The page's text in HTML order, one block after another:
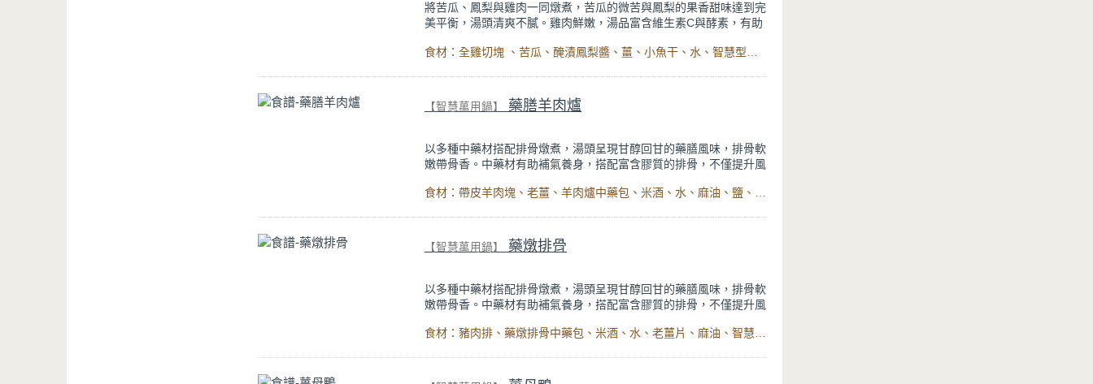
將苦瓜、鳳梨與雞肉一同燉煮，苦瓜的微苦與鳳梨的果香甜味達到完
美平衡，湯頭清爽不膩。雞肉鮮嫩，湯品富含維生素C與酵素，有助
【智慧萬用鍋】 藥膳羊肉爐
以多種中藥材搭配排骨燉煮，湯頭呈現甘醇回甘的藥膳風味，排骨軟
嫩帶骨香。中藥材有助補氣養身，搭配富含膠質的排骨，不僅提升風
【智慧萬用鍋】 藥燉排骨
以多種中藥材搭配排骨燉煮，湯頭呈現甘醇回甘的藥膳風味，排骨軟
嫩帶骨香。中藥材有助補氣養身，搭配富含膠質的排骨，不僅提升風